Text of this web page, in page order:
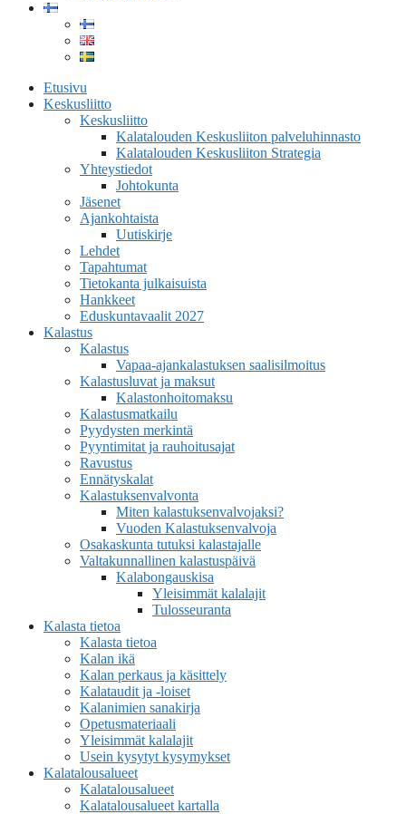
Etusivu
Keskusliitto
Keskusliitto
Kalatalouden Keskusliiton palveluhinnasto
Kalatalouden Keskusliiton Strategia
Yhteystiedot
Johtokunta
Jäsenet
Ajankohtaista
Uutiskirje
Lehdet
Tapahtumat
Tietokanta julkaisuista
Hankkeet
Eduskuntavaalit 2027
Kalastus
Kalastus
Vapaa-ajankalastuksen saalisilmoitus
Kalastusluvat ja maksut
Kalastonhoitomaksu
Kalastusmatkailu
Pyydysten merkintä
Pyyntimitat ja rauhoitusajat
Ravustus
Ennätyskalat
Kalastuksenvalvonta
Miten kalastuksenvalvojaksi?
Vuoden Kalastuksenvalvoja
Osakaskunta tutuksi kalastajalle
Valtakunnallinen kalastuspäivä
Kalabongauskisa
Yleisimmät kalalajit
Tulosseuranta
Kalasta tietoa
Kalasta tietoa
Kalan ikä
Kalan perkaus ja käsittely
Kalataudit ja -loiset
Kalanimien sanakirja
Opetusmateriaali
Yleisimmät kalalajit
Usein kysytyt kysymykset
Kalatalousalueet
Kalatalousalueet
Kalatalousalueet kartalla